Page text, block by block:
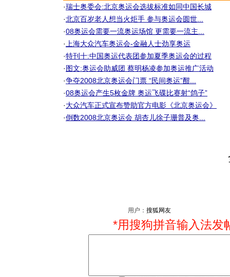
·瑞士奥委会:北京奥运会选拔标准如同中国长城
·北京百岁老人想当火炬手 参与奥运会圆世...
·08奥运会需要一流奥运场馆 更需要一流主...
· 上海大众汽车奥运会-金融人士劲享奥运
·特刊十:中国奥运代表团参加夏季奥运会的过程
·图文:奥运会助威团 蔡明杨凌参加奥运推广活动
·争夺2008北京奥运会门票 “民间奥运”酣...
·08奥运会产生5枚金牌 奥运飞碟比赛射“鸽子”
·大众汽车正式宣布赞助官方电影《北京奥运会》
·倒数2008北京奥运会 胡杏儿徐子珊普及奥...
用户：
*用搜狗拼音输入法发